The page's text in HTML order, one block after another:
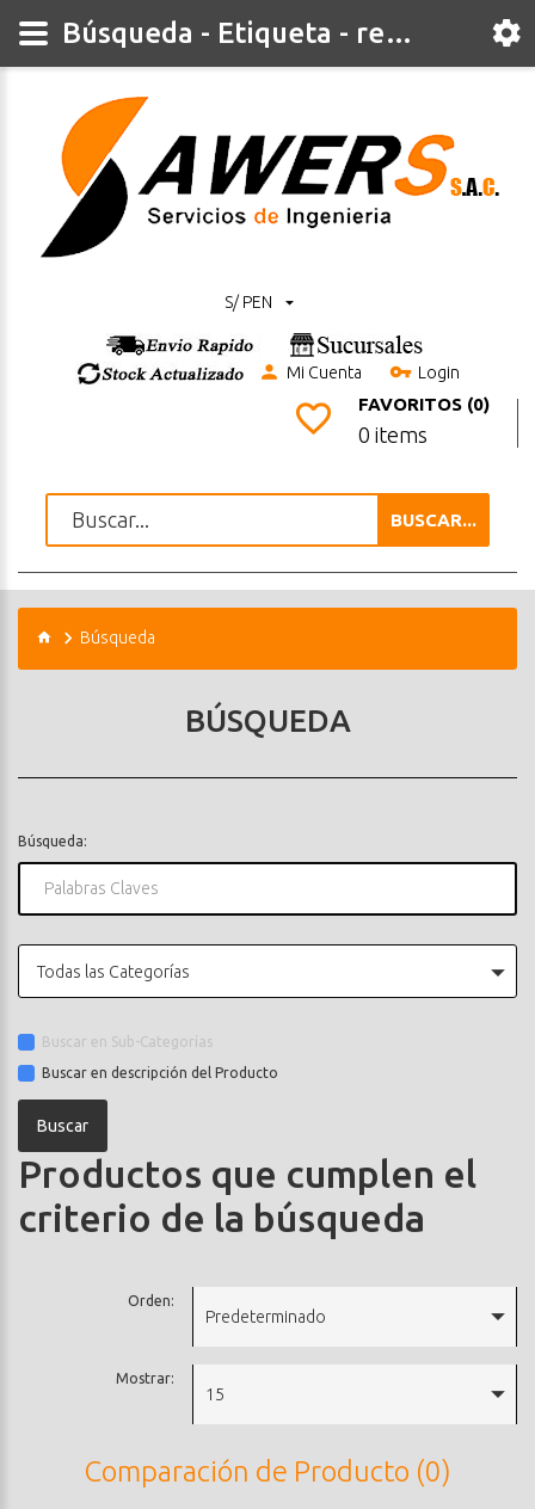
S/ PEN
Mi Cuenta Login
FAVORITOS (0)
0 items
BUSCAR...
Búsqueda
BÚSQUEDA
Búsqueda:
Todas las Categorías
Buscar en Sub-Categorías
Buscar en descripción del Producto
Productos que cumplen el
criterio de la búsqueda
Orden:
Predeterminado
Mostrar:
15
Comparación de Producto (0)
Búsqueda - Etiqueta - relay